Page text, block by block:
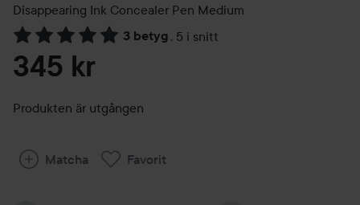
Disappearing Ink Concealer Pen Medium
3 betyg , 5 i snitt
Hoppa till Betyg & kommentarer
345 kr
Produkten är utgången
Matcha Favorit